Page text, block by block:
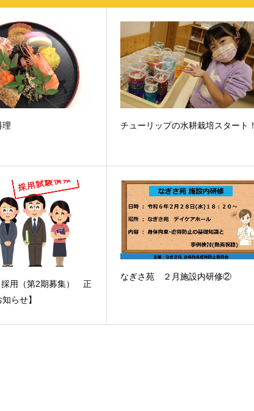
理 チューリップの水耕栽培スタート！
採用（第2期募集） 正
らせ】
なぎさ苑 ２月施設内研修②